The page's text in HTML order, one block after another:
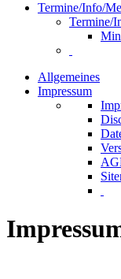
Termine/Info/
Termine/
Allgemeines
Impressum